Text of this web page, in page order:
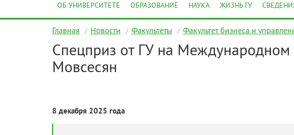
ОБ УНИВЕРСИТЕТЕ ОБРАЗОВАНИЕ НАУКА ЖИЗНЬ ГУ
Главная Новости Факультеты Факультет бизнеса и
Спецприз от ГУ на
Мовсесян
8 декабря 2025 года